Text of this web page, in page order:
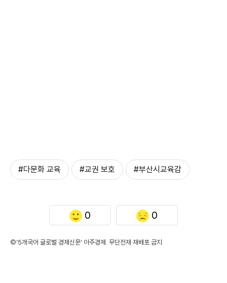
#다문화 교육 #교권 보호 #부산시교육감
0 0
©'5개국어 글로벌 경제신문' 아주경제. 무단전재·재배포 금지